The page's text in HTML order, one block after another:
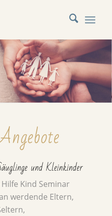
und Kleinkinder
Kind Seminar
werdende Eltern,